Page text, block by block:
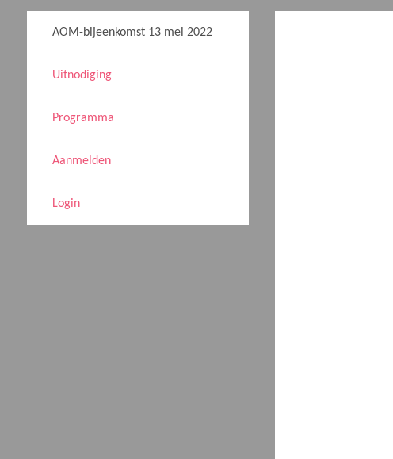
AOM-bijeenkomst 13 mei 2022
Uitnodiging
Programma
Aanmelden
Login